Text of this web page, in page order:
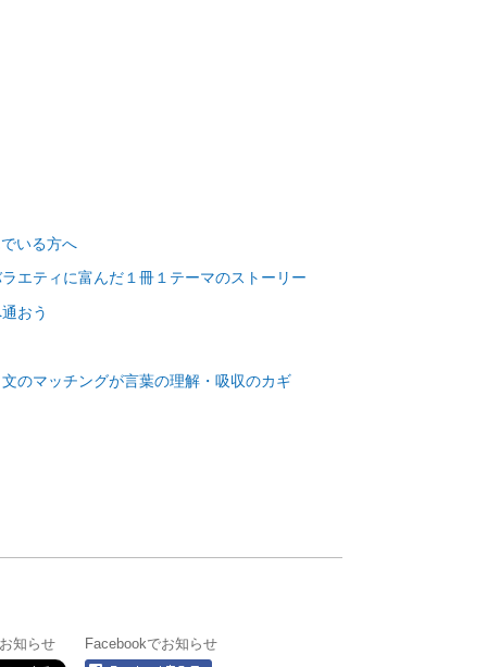
いる方へ
エティに富んだ１冊１テーマのストーリー
おう
のマッチングが言葉の理解・吸収のカギ
知らせ Facebookでお知らせ